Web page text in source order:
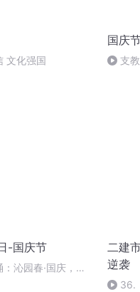
文化强国
国庆
支
-国庆节
沁园春·国庆，朗
二建
逆袭
36.